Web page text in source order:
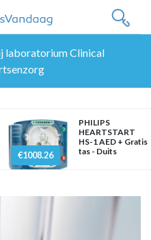
laboratorium Clinical
€1008.26
PHILIPS
HEARTSTART
HS-1 AED + Gratis
tas - Duits